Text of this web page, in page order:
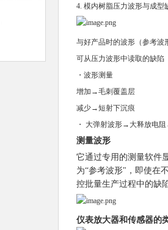
4. 模内树脂压力波形与成型
与好产品时的波形（参考波
可从压力波形中读取的缺陷
・波形测量
增加→毛刺覆盖层
减少→短射下沉痕
・ 大弹射波形→大释放电
测量波形
它通过专用的测量软件
为“参考波形"，即使在
控批量生产过程中的缺
仪表放大器和传感器的